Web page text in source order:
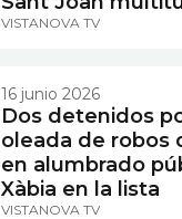
VISTANOVA TV
16 junio 2026
Dos detenidos
oleada de robos
en alumbrado
Xàbia en la lista
VISTANOVA TV